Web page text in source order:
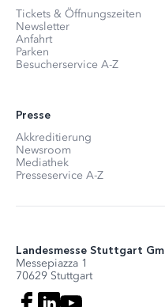
Tickets & Öffnungszeiten
Newsletter
Anfahrt
Parken
Besucherservice A-Z
Presse
Akkreditierung
Newsroom
Mediathek
Presseservice A-Z
Landesmesse Stuttgart
Messepiazza 1
70629 Stuttgart